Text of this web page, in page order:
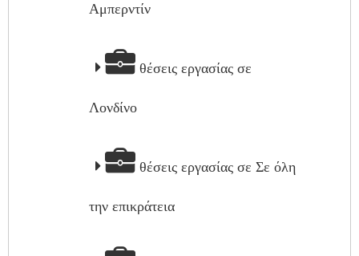
Αμπερντίν
θέσεις εργασίας σε
Λονδίνο
θέσεις εργασίας σε Σε όλη
την επικράτεια